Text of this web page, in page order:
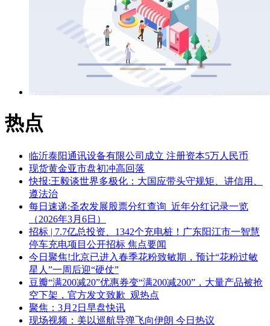
热点
临沂泰阳通讯设备有限公司成立 注册资本5万人民币
现货黄金亚市盘初冲高回落
快报:王毅谈世界多极化：大国应带头守规矩、讲信用、
遵法治
每日速递:圣农发展股票分红查询_近年分红记录一览
（2026年3月6日）
招标 | 7.7亿总投资、1342个充电桩！广东阳江市一智慧
停车充电项目公开招标 焦点要闻
今日聚焦!北京已进入春季花粉致敏期，预计“花粉过敏
星人”一周后迎“硬仗”
豆瓣“满200减20”优惠券变“满200减200”，大量产品被抢
空下架，官方发文致歉_观热点
聚焦：3月2日早盘快讯
现场视频：美以巡航导弹飞向伊朗 今日热议